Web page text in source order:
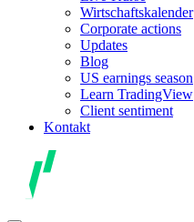
Wirtschaftskalender
Corporate actions
Updates
Blog
US earnings season
Learn TradingView
Client sentiment
Kontakt